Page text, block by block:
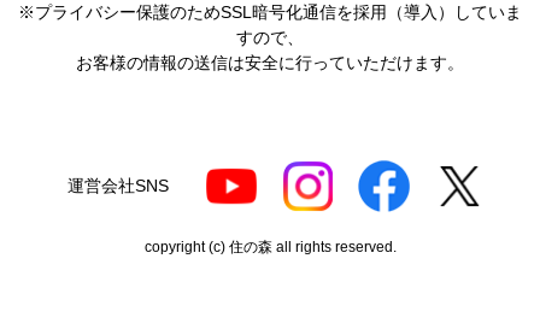
※プライバシー保護のためSSL暗号化通信を採用（導入）していま
すので、
お客様の情報の送信は安全に行っていただけます。
運営会社SNS
copyright (c) 住の森 all rights reserved.